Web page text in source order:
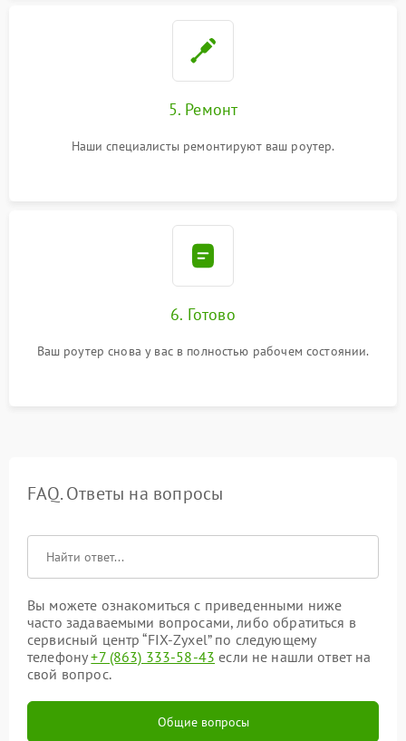
5. Ремонт
Наши специалисты ремонтируют ваш роутер.
6. Готово
Ваш роутер снова у вас в полностью рабочем состоянии.
FAQ. Ответы на вопросы
Вы можете ознакомиться с приведенными ниже
часто задаваемыми вопросами, либо обратиться в
сервисный центр “FIX-Zyxel” по следующему
телефону+7 (863) 333-58-43 если не нашли ответ на
свой вопрос.
Общие вопросы